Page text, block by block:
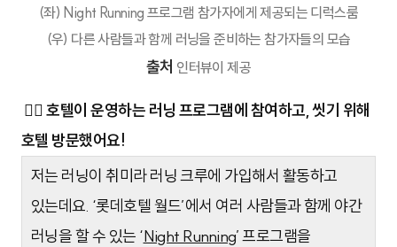
(좌) Night Running 프로그램 참가자에게 제공되는 디럭스룸
(우) 다른 사람들과 함께 러닝을 준비하는 참가자들의 모습
출처 인터뷰이 제공
🙋‍♂️ 호텔이 운영하는 러닝 프로그램에 참여하고, 씻기 위해
호텔 방문했어요!
저는 러닝이 취미라 러닝 크루에 가입해서 활동하고
있는데요. ‘롯데호텔 월드’에서 여러 사람들과 함께 야간
러닝을 할 수 있는 ‘Night Running’ 프로그램을